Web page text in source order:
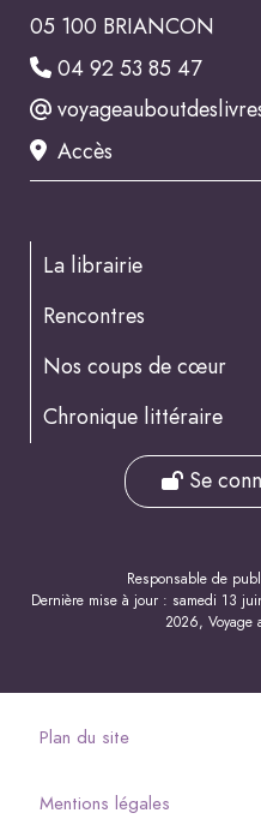
05 100 BRIANCON
04 92 53 85 47
Accès
La librairie
Rencontres
Nos coups de cœur
Chronique littéraire
Se
Responsable de
Dernière mise à jour : samedi 13
2026, Voyage
Plan du site
Mentions légales